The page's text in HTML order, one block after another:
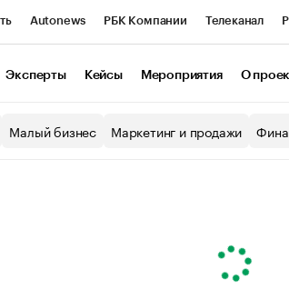
Autonews РБК Компании Телеканал
Экономика Бизнес
Эксперты Кейсы Мероприятия О
Малый бизнес Маркетинг и продажи